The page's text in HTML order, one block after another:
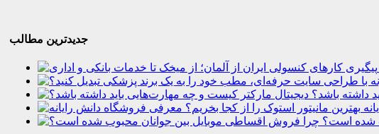
جدیدترین مطالب
داشته باشد؟
شده است؟